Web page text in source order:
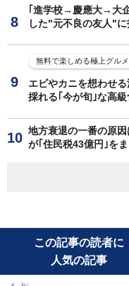
｢進学校→慶應大→大
した"元不良の友人"
無料で楽しめる極上グルメ
エビやカニを想わせ
採れる｢今が旬｣な高
地方衰退の一番の原
が｢住民税43億円｣を
この記事の読者に
人気の記事